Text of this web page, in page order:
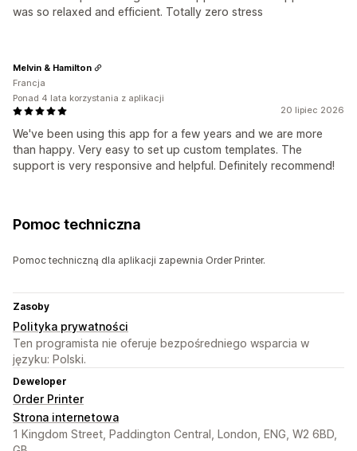
was so relaxed and efficient. Totally zero stress
20 lipiec 2026
We've been using this app for a few years and we are more
than happy. Very easy to set up custom templates. The
support is very responsive and helpful. Definitely recommend!
Melvin & Hamilton
Francja
Ponad 4 lata korzystania z aplikacji
Pomoc techniczna
Pomoc techniczną dla aplikacji zapewnia Order Printer.
Zasoby
Polityka prywatności
Ten programista nie oferuje bezpośredniego wsparcia w
języku: Polski.
Deweloper
Order Printer
Strona internetowa
1 Kingdom Street, Paddington Central, London, ENG, W2 6BD,